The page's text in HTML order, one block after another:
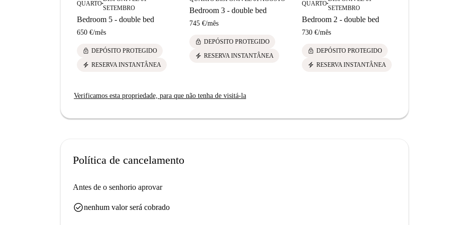
QUARTO■
SETEMBRO
Bedroom 5 - double bed
650 €/mês
lock DEPÓSITO PROTEGIDO
electric_bolt RESERVA INSTANTÂNEA
Bedroom 3 - double bed
745 €/mês
lock DEPÓSITO PROTEGIDO
electric_bolt RESERVA INSTANTÂNEA
QUARTO■
SETEMBRO
Bedroom 2 - double bed
730 €/mês
lock DEPÓSITO PROTEGIDO
electric_bolt RESERVA INSTANTÂNEA
Verificamos esta propriedade, para que não tenha de visitá-la
Política de cancelamento
Antes de o senhorio aprovar
check_circlenenhum valor será cobrado